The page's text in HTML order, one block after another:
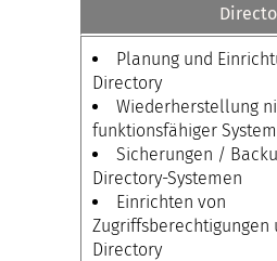
Planung und
Directory
Wiederherstellung
funktionsfähiger
Sicherungen /
Directory-Systemen
Einrichten von
Zugriffsberechtigungen
Directory